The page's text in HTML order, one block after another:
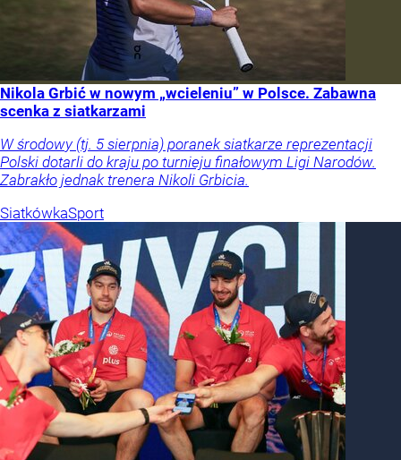
Nikola Grbić w nowym „wcieleniu” w Polsce. Zabawna
scenka z siatkarzami
W środowy (tj. 5 sierpnia) poranek siatkarze reprezentacji
Polski dotarli do kraju po turnieju finałowym Ligi Narodów.
Zabrakło jednak trenera Nikoli Grbicia.
SiatkówkaSport